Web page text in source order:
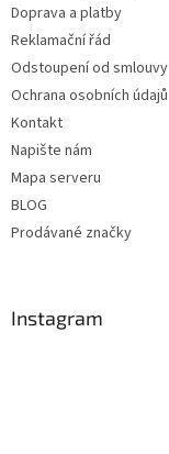
Doprava a platby
Reklamační řád
Odstoupení od smlouvy
Ochrana osobních údajů
Kontakt
Napište nám
Mapa serveru
BLOG
Prodávané značky
Instagram